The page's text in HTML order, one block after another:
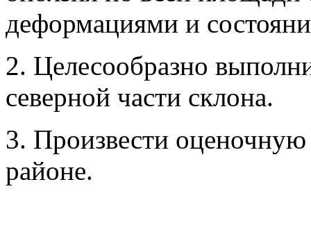
деформациями и
2. Целесообразно
северной части склона.
3. Произвести
районе.